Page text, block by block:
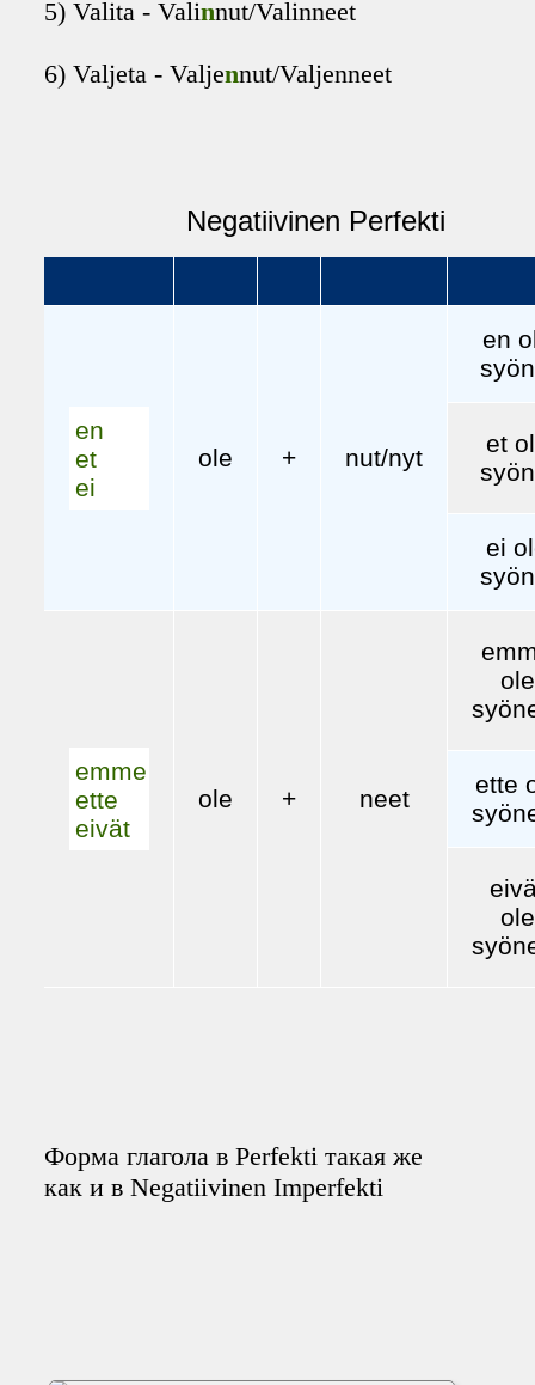
5) Valita - Valinnut/Valinneet
6)Valjeta - Valjennut/Valjenneet
Negatiivinen Perfekti
en
et
ei
ole + nut/nyt
en
et
ei
emme
ette
eivät
ole + neet
ole
ette
ole
Форма глагола в Perfekti такая же
как и в Negatiivinen Imperfekti